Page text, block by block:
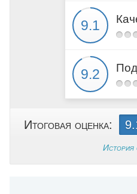
Итоговая оценка:
История